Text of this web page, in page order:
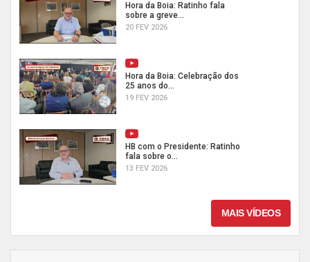
Hora da Boia: Ratinho fala
sobre a greve...
20 FEV 2026
Hora da Boia: Celebração dos
25 anos do...
19 FEV 2026
HB com o Presidente: Ratinho
fala sobre o...
13 FEV 2026
MAIS VÍDEOS